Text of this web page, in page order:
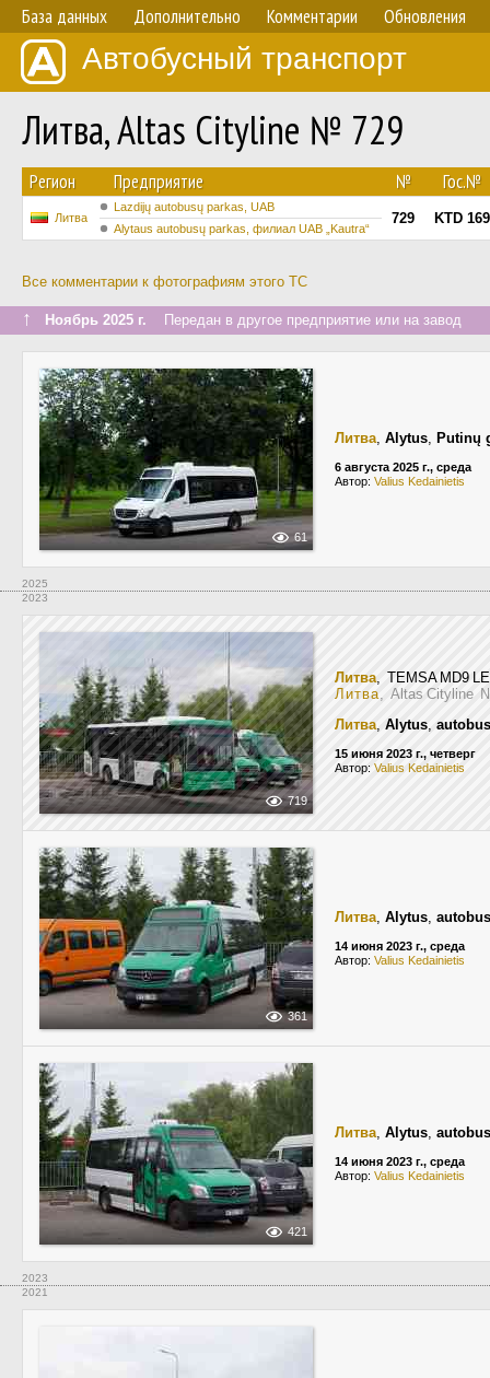
База данных Дополнительно Комментарии Обновления
Автобусный транспорт
Литва, Altas Cityline № 729
Регион Предприятие № Гос.№
Литва
Lazdijų autobusų parkas, UAB
729 KTD 169
Alytaus autobusų parkas, филиал UAB „Kautra“
Все комментарии к фотографиям этого ТС
↑ Ноябрь 2025 г. Передан в другое предприятие или на завод
61
Литва, Alytus, Putinų
6 августа 2025 г., среда
Автор: Valius Kedainietis
2025
2023
719
Литва, TEMSA MD9
Литва, Altas Cityline
Литва, Alytus,
15 июня 2023 г., четверг
Автор: Valius Kedainietis
361
Литва, Alytus,
14 июня 2023 г., среда
Автор: Valius Kedainietis
421
Литва, Alytus,
14 июня 2023 г., среда
Автор: Valius Kedainietis
2023
2021